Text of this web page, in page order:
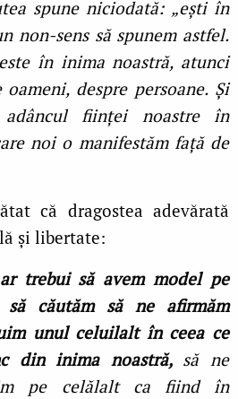
spune niciodată: „ești în
non-sens să spunem astfel.
în inima noastră, atunci
despre persoane. Și
ființei noastre în
noi o manifestăm față de
că dragostea adevărată
și libertate:
trebui să avem model pe
să căutăm să ne afirmăm
unul celuilalt în ceea ce
din inima noastră, să ne
pe celălalt ca fiind în